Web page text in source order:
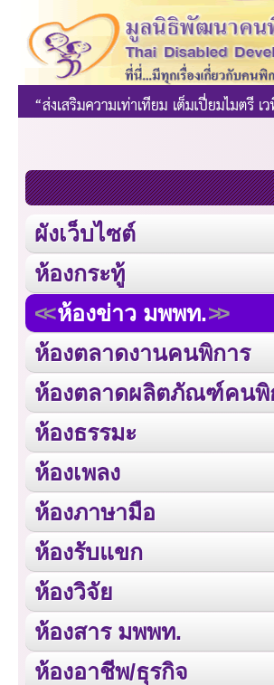
ผังเว็บไซต์
ห้องกระทู้
ห้องข่าว มพพท.
ห้องตลาดงานคนพิการ
ห้องตลาดผลิตภัณฑ์คนพิ
ห้องธรรมะ
ห้องเพลง
ห้องภาษามือ
ห้องรับแขก
ห้องวิจัย
ห้องสาร มพพท.
ห้องอาชีพ/ธุรกิจ